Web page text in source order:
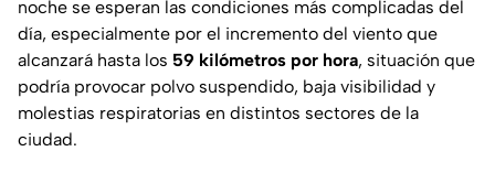
noche se esperan las condiciones más complicadas del
día, especialmente por el incremento del viento que
alcanzará hasta los 59 kilómetros por hora, situación que
podría provocar polvo suspendido, baja visibilidad y
molestias respiratorias en distintos sectores de la
ciudad.